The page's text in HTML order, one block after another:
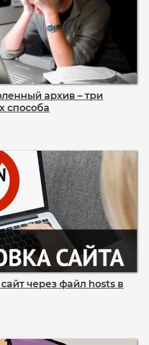
архив – три
способа
через файл hosts в